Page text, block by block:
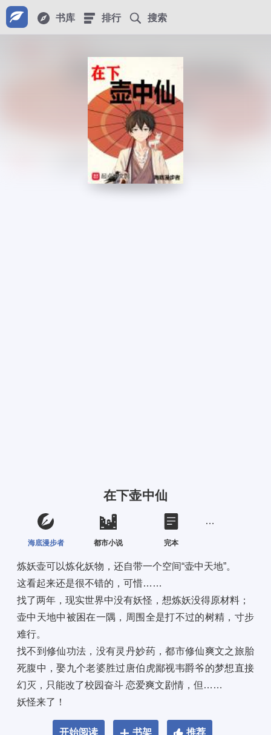
书库 排行 搜索
在下壶中仙
海底漫步者 都市小说 完本
炼妖壶可以炼化妖物，还自带一个空间“壶中天地”。
这看起来还是很不错的，可惜……
找了两年，现实世界中没有妖怪，想炼妖没得原材料；
壶中天地中被困在一隅，周围全是打不过的树精，寸步
难行。
找不到修仙功法，没有灵丹妙药，都市修仙爽文之旅胎
死腹中，娶九个老婆胜过唐伯虎鄙视韦爵爷的梦想直接
幻灭，只能改了校园奋斗 恋爱爽文剧情，但……
妖怪来了！
开始阅读 书架 推荐